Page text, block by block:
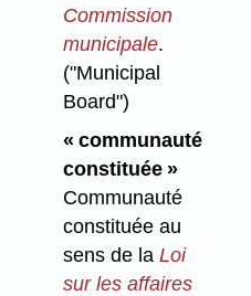
Commission
municipale.
("Municipal
Board")
« communauté
constituée »
Communauté
constituée au
sens de la Loi
sur les affaires